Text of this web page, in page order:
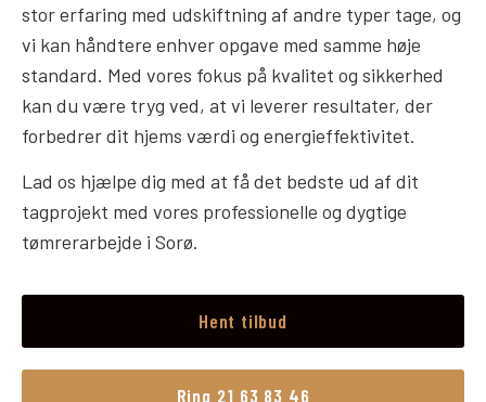
stor erfaring med udskiftning af andre typer tage, og
vi kan håndtere enhver opgave med samme høje
standard. Med vores fokus på kvalitet og sikkerhed
kan du være tryg ved, at vi leverer resultater, der
forbedrer dit hjems værdi og energieffektivitet.
Lad os hjælpe dig med at få det bedste ud af dit
tagprojekt med vores professionelle og dygtige
tømrerarbejde i Sorø.
Hent tilbud
Ring 21 63 83 46